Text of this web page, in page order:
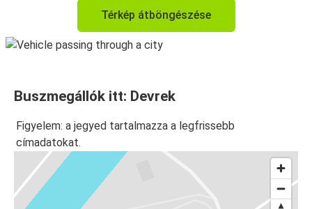
Térkép átböngészése
Buszmegállók itt: Devrek
Figyelem: a jegyed tartalmazza a legfrissebb
címadatokat.